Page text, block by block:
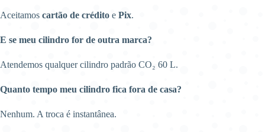
Aceitamos cartão de crédito e Pix.
E se meu cilindro for de outra marca?
Atendemos qualquer cilindro padrão CO₂ 60 L.
Quanto tempo meu cilindro fica fora de casa?
Nenhum. A troca é instantânea.